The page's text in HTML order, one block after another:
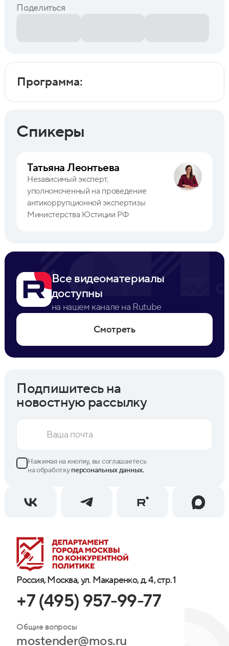
Поделиться
Программа:
Спикеры
Татьяна Леонтьева
Независимый эксперт,
уполномоченный на проведение
антикоррупционной экспертизы
Министерства Юстиции РФ
Все видеоматериалы
доступны
на нашем канале на Rutube
Смотреть
Россия, Москва, ул. Макаренко, д. 4, стр. 1
+7 (495) 957-99-77
Общие вопросы
mostender@mos.ru
Подпишитесь на
новостную рассылку
Нажимая на кнопку, вы соглашаетесь
на обработкуперсональных данных.